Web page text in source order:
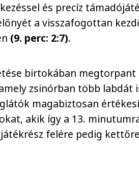
és precíz
a visszafogottan
(9. perc: 2:7).
birtokában megtorpant
zsinórban több labdát
magabiztosan
akik így a 13.
játékrész felére pedig